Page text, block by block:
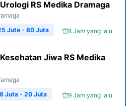
RS Medika Dramaga
8 Jam yang lalu
Juta - 80 Juta
Jiwa RS Medika
9 Jam yang lalu
8 Juta - 20 Juta